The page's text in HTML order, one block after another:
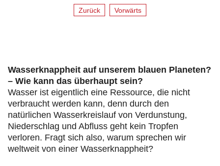
Zurück Vorwärts
Wasserknappheit auf unserem blauen Planeten?
– Wie kann das überhaupt sein?
Wasser ist eigentlich eine Ressource, die nicht
verbraucht werden kann, denn durch den
natürlichen Wasserkreislauf von Verdunstung,
Niederschlag und Abfluss geht kein Tropfen
verloren. Fragt sich also, warum sprechen wir
weltweit von einer Wasserknappheit?